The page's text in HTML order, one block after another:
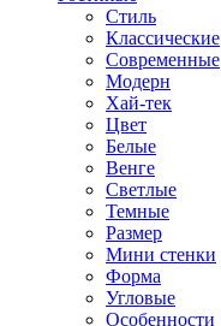
Стиль
Классические
Современные
Модерн
Хай-тек
Цвет
Белые
Венге
Светлые
Темные
Размер
Мини стенки
Форма
Угловые
Особенности